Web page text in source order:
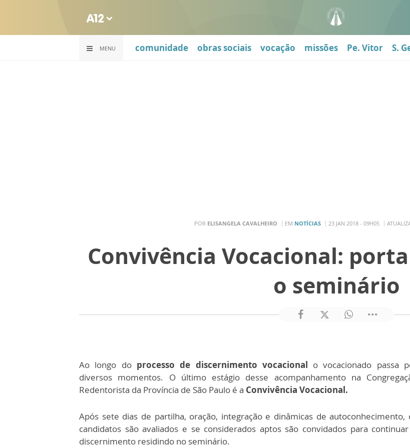
MENU comunidade obras sociais vocação missões Pe. Vitor S.
POR ELISANGELA CAVALHEIRO EM NOTÍCIAS 23 JAN 2018 - 09H05
Convivência Vocacional:
o seminário
Ao longo do processo de discernimento vocacional o vocacionado passa
diversos momentos. O último estágio desse acompanhamento na
Redentorista da Província de São Paulo é a Convivência Vocacional.
Após sete dias de partilha, oração, integração e dinâmicas de autoconhecimento,
candidatos são avaliados e se considerados aptos são convidados para
discernimento residindo no seminário.